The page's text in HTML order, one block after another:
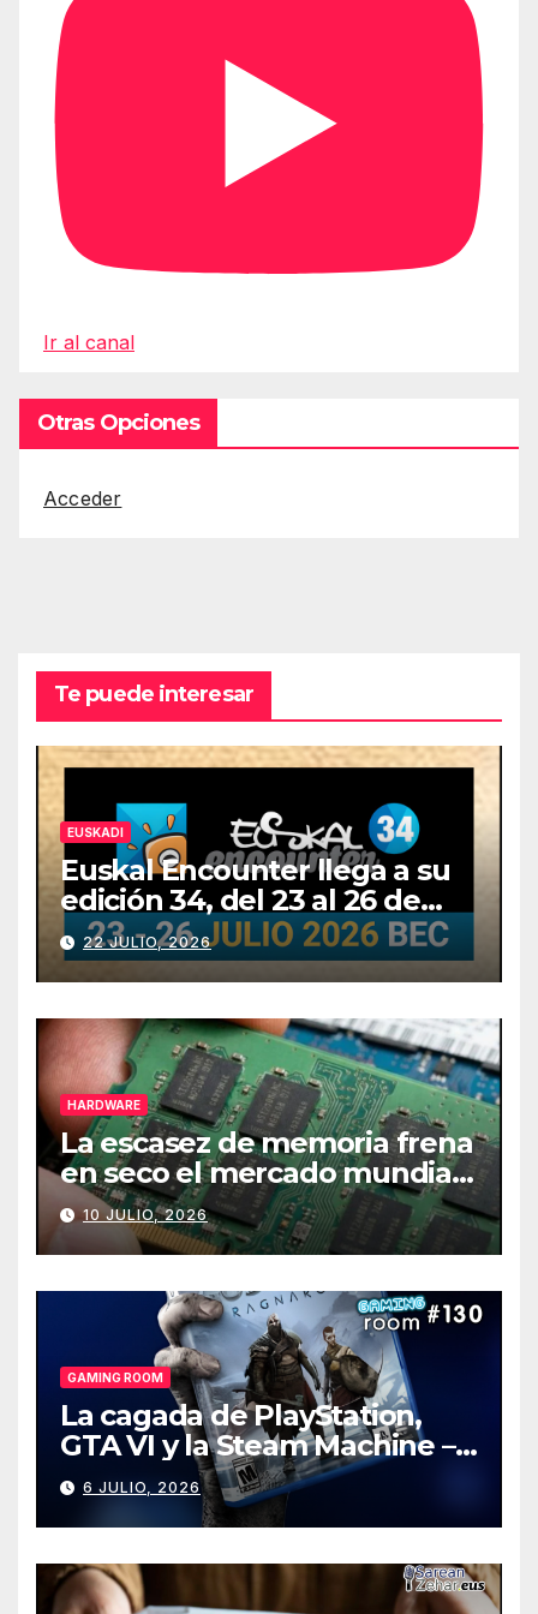
Ir al canal
Otras Opciones
Acceder
Te puede interesar
EUSKADI
Euskal Encounter llega a su
edición 34, del 23 al 26 de
julio
22 JULIO, 2026
HARDWARE
La escasez de memoria frena
en seco el mercado mundial
de PCs
10 JULIO, 2026
GAMING ROOM
La cagada de PlayStation,
GTA VI y la Steam Machine –
Gaming Room #130
6 JULIO, 2026